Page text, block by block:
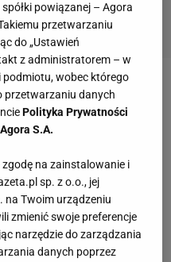
którzy mogą pobić
połowie
zasieki obronne i
Żuraw zagrał za
co mogło mocno
powiązanej – Agora
przetwarzaniu
do „Ustawień
z administratorem – w
podmiotu, wobec którego
przetwarzaniu danych
Polityka Prywatności
S.A.
zgodę na zainstalowanie i
sp. z o.o., jej
na Twoim urządzeniu
zmienić swoje preferencje
narzędzie do zarządzania
danych poprzez